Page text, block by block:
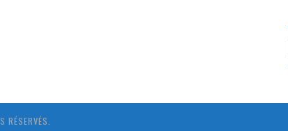
RÉSERVÉS.